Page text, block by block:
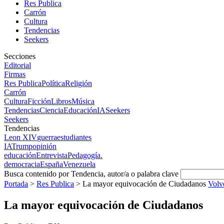
Res Publica
Carrón
Cultura
Tendencias
Seekers
Secciones
Editorial
Firmas
Res PublicaPolíticaReligión
Carrón
CulturaFicciónLibrosMúsica
TendenciasCienciaEducaciónIASeekers
Seekers
Tendencias
Leon XIVguerraestudiantes
IATrumpopinión
educaciónEntrevistaPedagogía.
democraciaEspañaVenezuela
Busca contenido por Tendencia, autor/a o palabra clave
Portada > Res Publica > La mayor equivocación de Ciudadanos
La mayor equivocación de Ciudadanos